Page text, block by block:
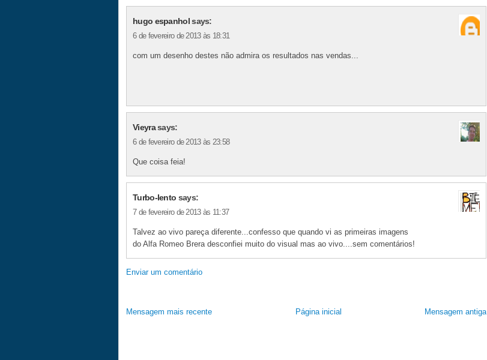
hugo espanholsays:
6 de fevereiro de 2013 às 18:31
com um desenho destes não admira os resultados nas vendas...
Vieyrasays:
6 de fevereiro de 2013 às 23:58
Que coisa feia!
Turbo-lento says:
7 de fevereiro de 2013 às 11:37
Talvez ao vivo pareça diferente...confesso que quando vi as primeiras imagens
do Alfa Romeo Brera desconfiei muito do visual mas ao vivo....sem comentários!
Enviar um comentário
Mensagem mais recente Mensagem antiga
Página inicial